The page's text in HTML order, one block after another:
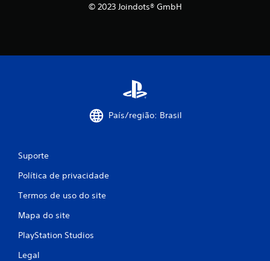
© 2023 Joindots® GmbH
País/região: Brasil
Suporte
Política de privacidade
Termos de uso do site
Mapa do site
PlayStation Studios
Legal